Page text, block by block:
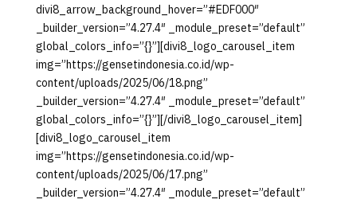
divi8_arrow_background_hover=”#EDF000″
_builder_version=”4.27.4″ _module_preset=”default”
global_colors_info=”{}”][divi8_logo_carousel_item
img=”https://gensetindonesia.co.id/wp-
content/uploads/2025/06/18.png”
_builder_version=”4.27.4″ _module_preset=”default”
global_colors_info=”{}”][/divi8_logo_carousel_item]
[divi8_logo_carousel_item
img=”https://gensetindonesia.co.id/wp-
content/uploads/2025/06/17.png”
_builder_version=”4.27.4″ _module_preset=”default”